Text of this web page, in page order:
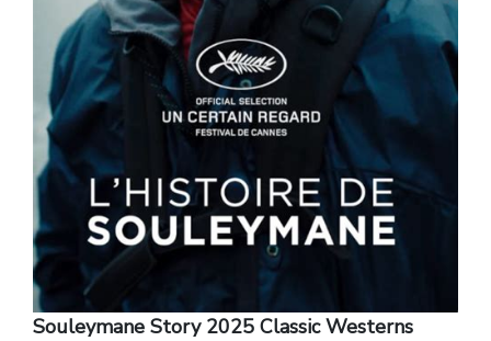
Souleymane Story 2025 Classic Westerns